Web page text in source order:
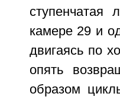
камере 29 и
двигаясь по
опять
образом